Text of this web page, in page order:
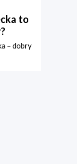
to
– dobry